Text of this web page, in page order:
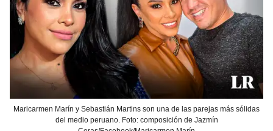
Maricarmen Marín y Sebastián Martins son una de las parejas más sólidas
del medio peruano. Foto: composición de Jazmín